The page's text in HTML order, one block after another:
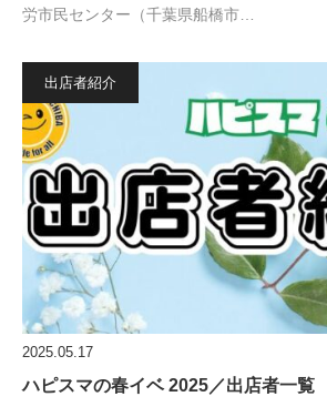
労市民センター（千葉県船橋市…
出店者紹介
2025.05.17
ハピスマの春イベ 2025／出店者一覧